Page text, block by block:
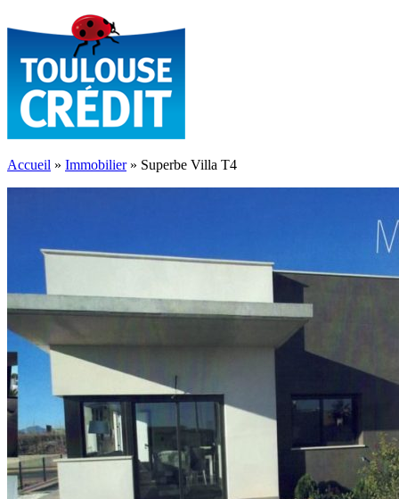
Accueil » Immobilier» Superbe Villa T4